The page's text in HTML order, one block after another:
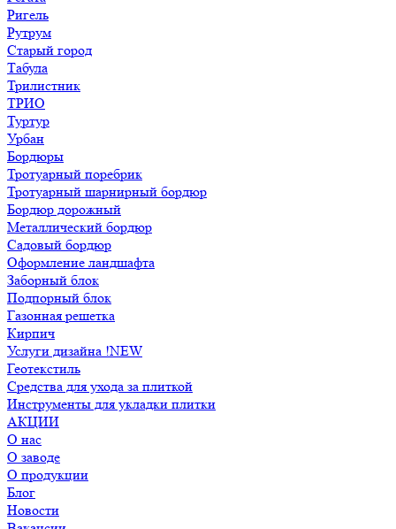
Ригель
Рутрум
Старый город
Табула
Трилистник
ТРИО
Туртур
Урбан
Бордюры
Тротуарный поребрик
Тротуарный шарнирный бордюр
Бордюр дорожный
Металлический бордюр
Садовый бордюр
Оформление ландшафта
Заборный блок
Подпорный блок
Газонная решетка
Кирпич
Услуги дизайна !NEW
Геотекстиль
Средства для ухода за плиткой
Инструменты для укладки плитки
АКЦИИ
О нас
О заводе
О продукции
Блог
Новости